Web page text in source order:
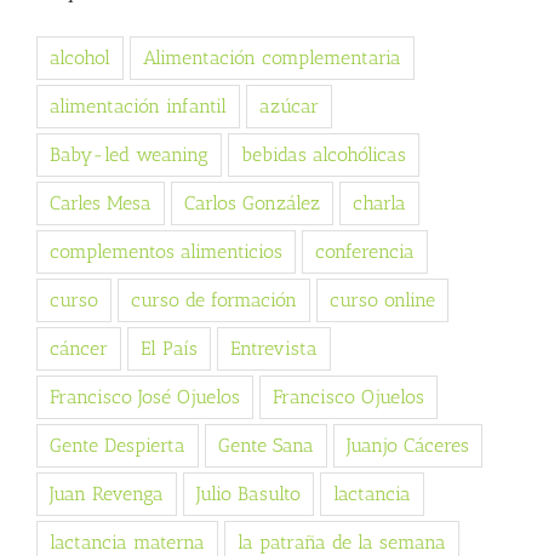
alcohol Alimentación complementaria
alimentación infantil azúcar
Baby-led weaning bebidas alcohólicas
Carles Mesa Carlos González charla
complementos alimenticios conferencia
curso curso de formación curso online
cáncer El País Entrevista
Francisco José Ojuelos Francisco Ojuelos
Gente Despierta Gente Sana Juanjo Cáceres
Juan Revenga Julio Basulto lactancia
lactancia materna la patraña de la semana